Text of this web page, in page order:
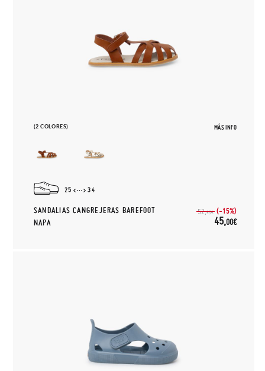
(2 COLORES) MÁS INFO
25 34
SANDALIAS CANGREJERAS BAREFOOT
NAPA
52,95€ (-15%)
45,00€